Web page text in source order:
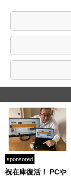
sponsored
祝在庫復活！ PCや